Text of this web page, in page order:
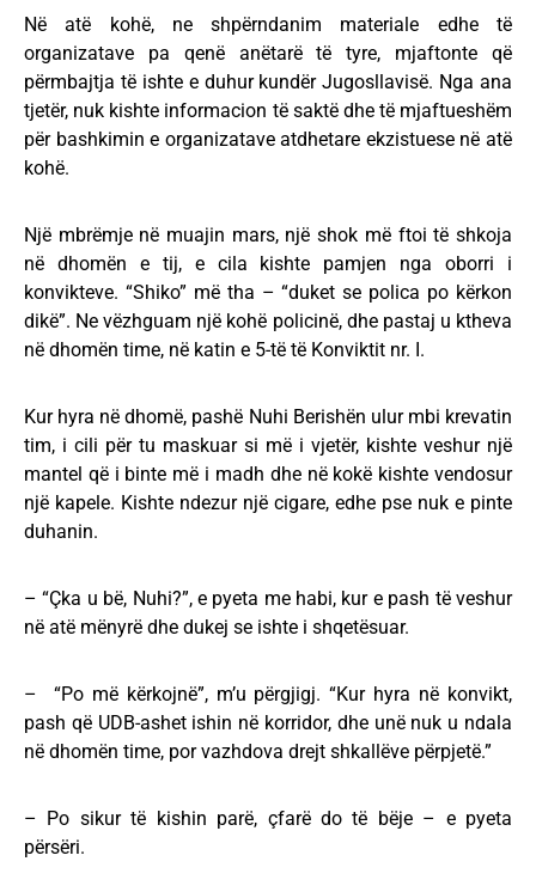
Në atë kohë, ne shpërndanim materiale edhe të
organizatave pa qenë anëtarë të tyre, mjaftonte që
përmbajtja të ishte e duhur kundër Jugosllavisë. Nga ana
tjetër, nuk kishte informacion të saktë dhe të mjaftueshëm
për bashkimin e organizatave atdhetare ekzistuese në atë
kohë.
Një mbrëmje në muajin mars, një shok më ftoi të shkoja
në dhomën e tij, e cila kishte pamjen nga oborri i
konvikteve. “Shiko” më tha – “duket se polica po kërkon
dikë”. Ne vëzhguam një kohë policinë, dhe pastaj u ktheva
në dhomën time, në katin e 5-të të Konviktit nr. I.
Kur hyra në dhomë, pashë Nuhi Berishën ulur mbi krevatin
tim, i cili për tu maskuar si më i vjetër, kishte veshur një
mantel që i binte më i madh dhe në kokë kishte vendosur
një kapele. Kishte ndezur një cigare, edhe pse nuk e pinte
duhanin.
– “Çka u bë, Nuhi?”, e pyeta me habi, kur e pash të veshur
në atë mënyrë dhe dukej se ishte i shqetësuar.
– “Po më kërkojnë”, m’u përgjigj. “Kur hyra në konvikt,
pash që UDB-ashet ishin në korridor, dhe unë nuk u ndala
në dhomën time, por vazhdova drejt shkallëve përpjetë.”
– Po sikur të kishin parë, çfarë do të bëje – e pyeta
përsëri.